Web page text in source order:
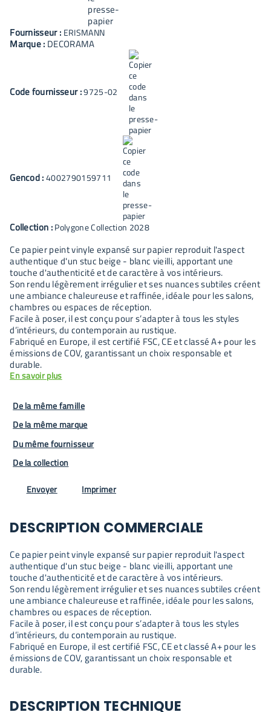
Fournisseur : ERISMANN
Marque : DECORAMA
Code fournisseur :9725-02
Gencod :4002790159711
Collection :Polygone Collection 2028
Ce papier peint vinyle expansé sur papier reproduit l'aspect
authentique d'un stuc beige - blanc vieilli, apportant une
touche d'authenticité et de caractère à vos intérieurs.
Son rendu légèrement irrégulier et ses nuances subtiles créent
une ambiance chaleureuse et raffinée, idéale pour les salons,
chambres ou espaces de réception.
Facile à poser, il est conçu pour s’adapter à tous les styles
d’intérieurs, du contemporain au rustique.
Fabriqué en Europe, il est certifié FSC, CE et classé A+ pour les
émissions de COV, garantissant un choix responsable et
durable.
En savoir plus
De la même famille
De la même marque
Du même fournisseur
De la collection
Envoyer Imprimer
DESCRIPTION COMMERCIALE
Ce papier peint vinyle expansé sur papier reproduit l'aspect
authentique d'un stuc beige - blanc vieilli, apportant une
touche d'authenticité et de caractère à vos intérieurs.
Son rendu légèrement irrégulier et ses nuances subtiles créent
une ambiance chaleureuse et raffinée, idéale pour les salons,
chambres ou espaces de réception.
Facile à poser, il est conçu pour s’adapter à tous les styles
d’intérieurs, du contemporain au rustique.
Fabriqué en Europe, il est certifié FSC, CE et classé A+ pour les
émissions de COV, garantissant un choix responsable et
durable.
DESCRIPTION TECHNIQUE